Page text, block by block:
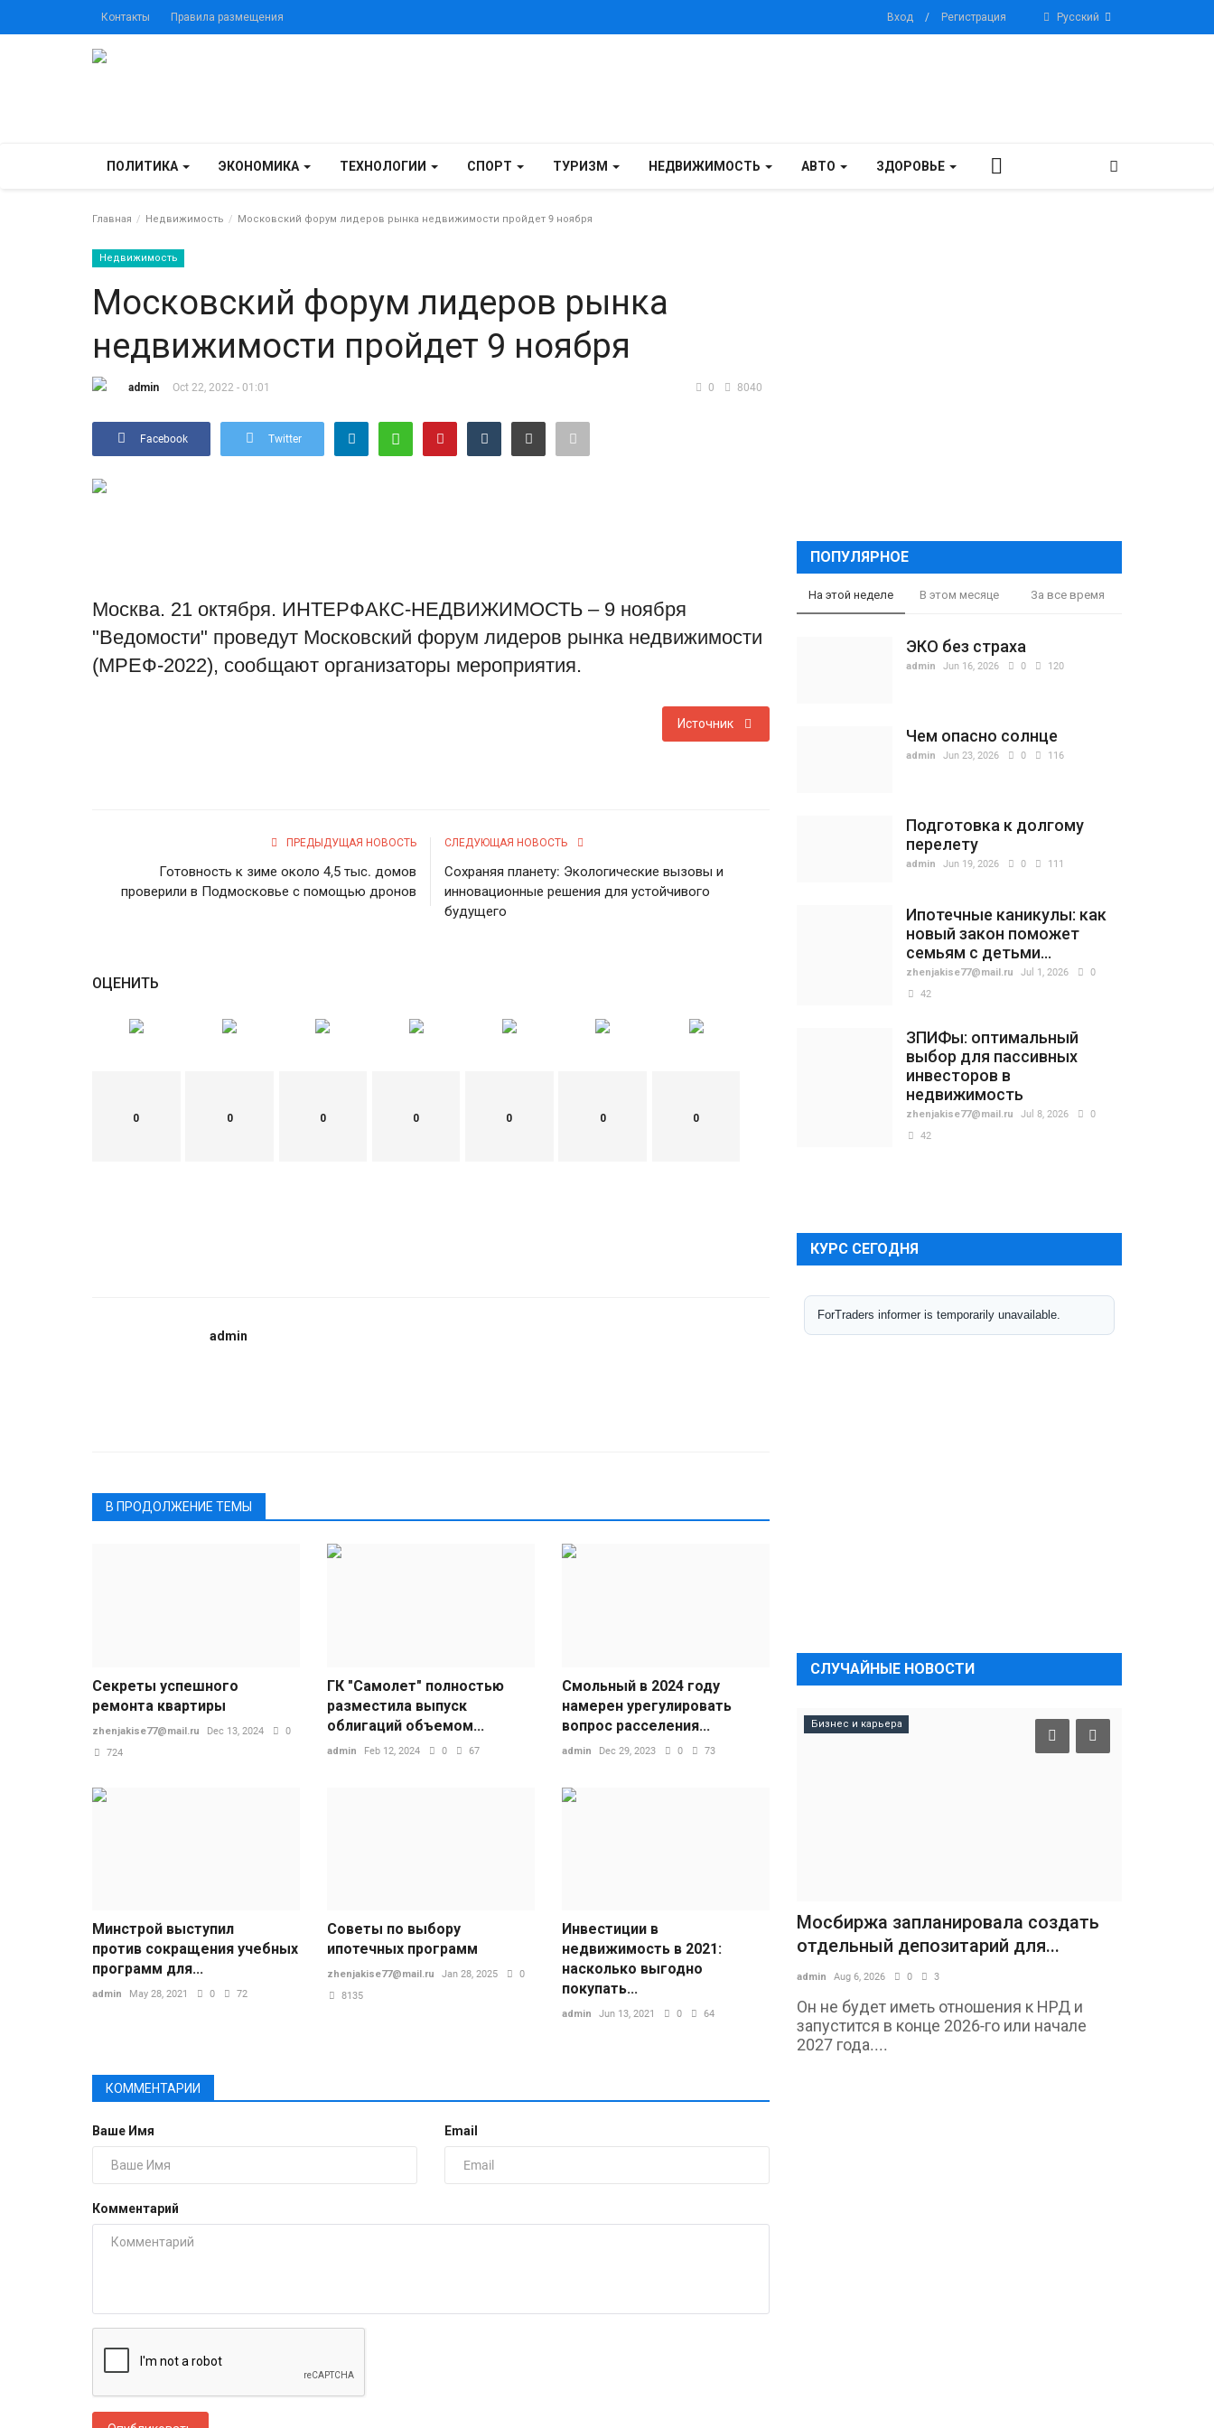
Контакты Правила размещения Вход / Регистрация Русский
ПОЛИТИКА ЭКОНОМИКА ТЕХНОЛОГИИ СПОРТ ТУРИЗМ НЕДВИЖИМОСТЬ АВТО ЗДОРОВЬЕ
Главная Недвижимость Московский форум лидеров рынка недвижимости пройдет 9 ноября
Недвижимость
Московский форум лидеров рынка
недвижимости пройдет 9 ноября
admin Oct 22, 2022 - 01:01 0 8040
Facebook Twitter
Москва. 21 октября. ИНТЕРФАКС-НЕДВИЖИМОСТЬ – 9 ноября
"Ведомости" проведут Московский форум лидеров рынка недвижимости
(МРЕФ-2022), сообщают организаторы мероприятия.
Источник
ПРЕДЫДУЩАЯ НОВОСТЬ
Готовность к зиме около 4,5 тыс. домов
проверили в Подмосковье с помощью дронов
СЛЕДУЮЩАЯ НОВОСТЬ
Сохраняя планету: Экологические вызовы и
инновационные решения для устойчивого
будущего
ОЦЕНИТЬ
0 0 0 0 0 0 0
admin
В ПРОДОЛЖЕНИЕ ТЕМЫ
Секреты успешного
ремонта квартиры
zhenjakise77@mail.ru Dec 13, 2024
0
724
ГК "Самолет" полностью
разместила выпуск
облигаций объемом...
admin Feb 12, 2024 0 67
Смольный в 2024 году
намерен урегулировать
вопрос расселения...
admin Dec 29, 2023 0 73
Минстрой выступил
против сокращения учебных
программ для...
admin May 28, 2021 0 72
Советы по выбору
ипотечных программ
zhenjakise77@mail.ru Jan 28, 2025
0
8135
Инвестиции в
недвижимость в 2021:
насколько выгодно
покупать...
admin Jun 13, 2021 0 64
КОММЕНТАРИИ
Ваше Имя Email
Комментарий
ПОПУЛЯРНОЕ
На этой неделе В этом месяце За все время
ЭКО без страха
admin Jun 16, 2026 0 120
Чем опасно солнце
admin Jun 23, 2026 0 116
Подготовка к долгому
перелету
admin Jun 19, 2026 0 111
Ипотечные каникулы: как
новый закон поможет
семьям с детьми...
zhenjakise77@mail.ru Jul 1, 2026
0
42
ЗПИФы: оптимальный
выбор для пассивных
инвесторов в
недвижимость
zhenjakise77@mail.ru Jul 8, 2026
0
42
КУРС СЕГОДНЯ
СЛУЧАЙНЫЕ НОВОСТИ
Бизнес и карьера
Мосбиржа запланировала создать
отдельный депозитарий для...
admin Aug 6, 2026 0 3
Он не будет иметь отношения к НРД и
запустится в конце 2026-го или начале
2027 года....